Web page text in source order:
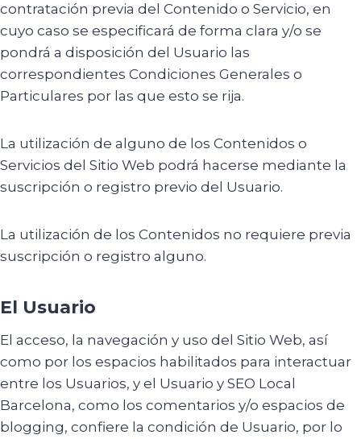
contratación previa del Contenido o Servicio, en
cuyo caso se especificará de forma clara y/o se
pondrá a disposición del Usuario las
correspondientes Condiciones Generales o
Particulares por las que esto se rija.
La utilización de alguno de los Contenidos o
Servicios del Sitio Web podrá hacerse mediante la
suscripción o registro previo del Usuario.
La utilización de los Contenidos no requiere previa
suscripción o registro alguno.
El Usuario
El acceso, la navegación y uso del Sitio Web, así
como por los espacios habilitados para interactuar
entre los Usuarios, y el Usuario y SEO Local
Barcelona, como los comentarios y/o espacios de
blogging, confiere la condición de Usuario, por lo